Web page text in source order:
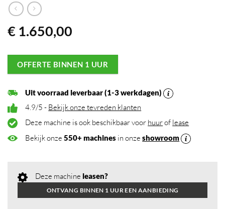
€ 1.650,00
OFFERTE BINNEN 1 UUR
Uit voorraad leverbaar (1-3 werkdagen)
4.9/5 - Bekijk onze tevreden klanten
Deze machine is ook beschikbaar voor huurof lease
Bekijk onze550+ machines in onzeshowroom
Deze machine leasen?
ONTVANG BINNEN 1 UUR EEN AANBIEDING